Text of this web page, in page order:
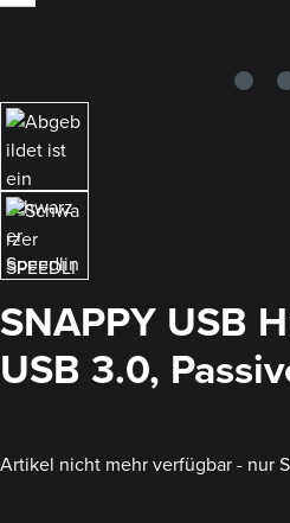
SNAPPY USB
USB 3.0,
Artikel nicht mehr verfügbar - nur